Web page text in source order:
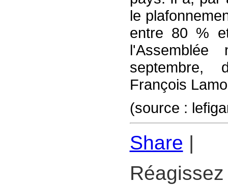
le
entre 80 %
septembre,
François
(source :
Share |